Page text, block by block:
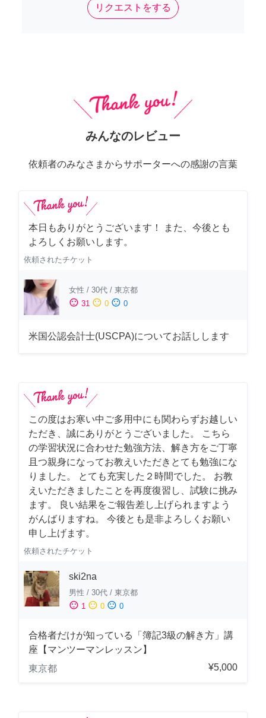
リクエストをする
みんなのレビュー
依頼者のみなさまからサポーターへの感謝の言葉
本日もありがとうございます！ また、今後とも
よろしくお願いします。
依頼されたチケット
女性 / 30代 / 東京都
sentiment_satisfied 31 sentiment_neutral 0 sentiment_dissatisfied 0
米国公認会計士(USCPA)についてお話しします
この度はお寒い中ご多用中にも関わらずお越しい
ただき、誠にありがとうございました。 こちら
の学習状況に合わせた勉強方法、解き方をご丁寧
且つ親身になってお教えいただきとても勉強にな
りました。 とても充実した２時間でした。 お教
えいただきましたことを再度復習し、試験に挑み
ます。 良い結果をご報告差し上げられますよう
がんばりますね。 今後とも是非よろしくお願い
申し上げます。
依頼されたチケット
ski2na
男性 / 30代 / 東京都
sentiment_satisfied 1 sentiment_neutral 0 sentiment_dissatisfied 0
合格者だけが知っている「簿記3級の解き方」講
座【マンツーマンレッスン】
東京都
¥5,000